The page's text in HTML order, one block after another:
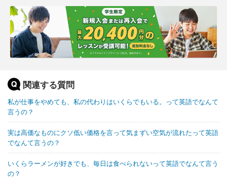
関連する質問
私が仕事をやめても、私の代わりはいくらでもいる。って英語でなんて
言うの？
実は高価なものにクソ低い価格を言って気まずい空気が流れたって英語
でなんて言うの？
いくらラーメンが好きでも、毎日は食べられないって英語でなんて言う
の？